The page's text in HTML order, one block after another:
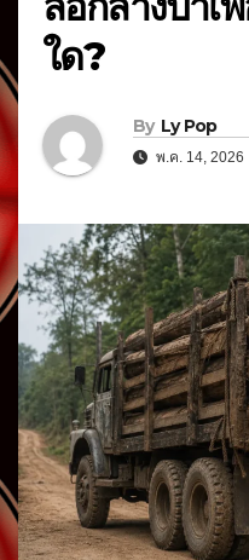
ใด?
By Ly Pop
พ.ค. 14, 2026